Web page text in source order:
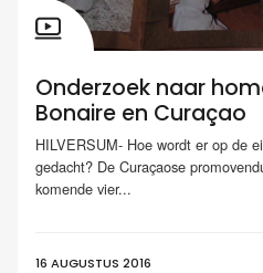
Onderzoek naar
Bonaire en Curaçao
HILVERSUM- Hoe wordt er op de
gedacht? De Curaçaose
komende vier...
16 AUGUSTUS 2016